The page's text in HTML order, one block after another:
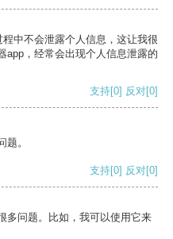
中不会泄露个人信息，这让我很
app，经常会出现个人信息泄露的
支持[0] 反对[0]
。
支持[0] 反对[0]
多问题。比如，我可以使用它来